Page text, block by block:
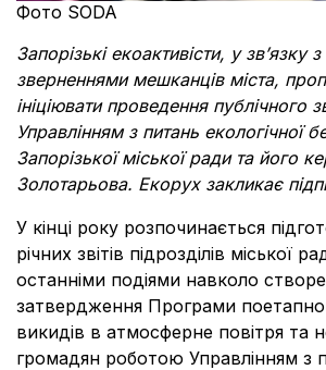
Фото SODA
Запорізькі екоактивісти, у звʼязку
зверненнями мешканців міста,
ініціювати проведення публічного
Управлінням з питань екологічної
Запорізької міської ради та його
Золотарьова. Екорух закликає
У кінці року розпочинається
річних звітів підрозділів міської
останніми подіями навколо
затвердження Програми
викидів в атмосферне повітря та
громадян роботою Управлінням з